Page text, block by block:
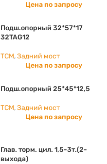
Цена по запросу
Подш.опорный 32*57*17
32TAG12
TCM,Задний мост
Цена по запросу
Подш.опорный 25*45*12,5
TCM,Задний мост
Цена по запросу
Глав. торм. цил. 1,5-3т.(2-
выхода)